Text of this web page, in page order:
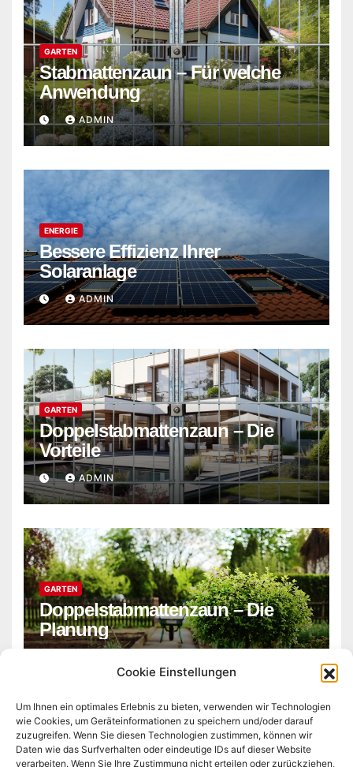
Cookie Einstellungen
Um Ihnen ein optimales Erlebnis zu bieten, verwenden wir Technologien
wie Cookies, um Geräteinformationen zu speichern und/oder darauf
zuzugreifen. Wenn Sie diesen Technologien zustimmen, können wir
Daten wie das Surfverhalten oder eindeutige IDs auf dieser Website
verarbeiten. Wenn Sie Ihre Zustimmung nicht erteilen oder zurückziehen,
GARTEN
Stabmattenzaun – Für welche
Anwendung
ADMIN
ENERGIE
Bessere Effizienz Ihrer
Solaranlage
ADMIN
GARTEN
Doppelstabmattenzaun – Die
Vorteile
ADMIN
GARTEN
Doppelstabmattenzaun – Die
Planung